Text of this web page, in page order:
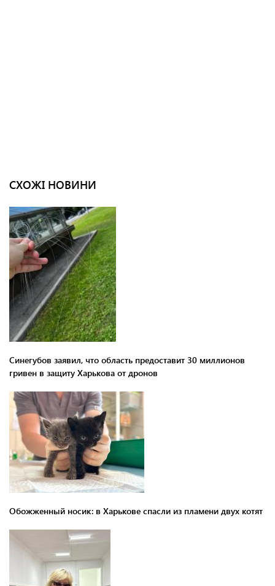
СХОЖІ НОВИНИ
Синегубов заявил, что область предоставит 30 миллионов
гривен в защиту Харькова от дронов
Обожженный носик: в Харькове спасли из пламени двух котят